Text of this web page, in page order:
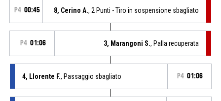
P4 00:45 8, Cerino A., 2 Punti - Tiro in sospensione sbagliato
P4 01:06 3, Marangoni S., Palla recuperata
4, Llorente F., Passaggio sbagliato P4 01:06